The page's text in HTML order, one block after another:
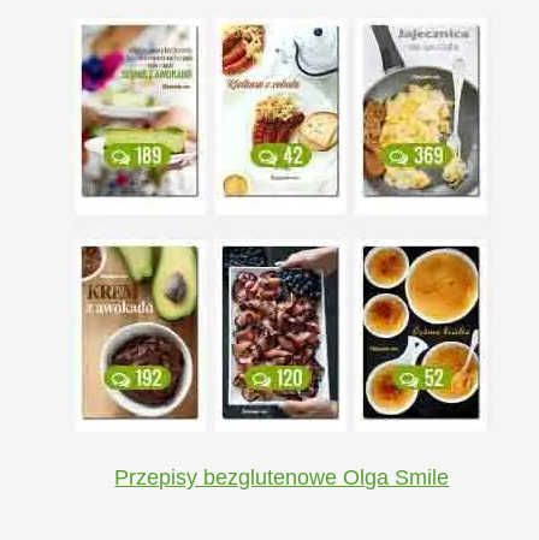
Przepisy bezglutenowe Olga Smile